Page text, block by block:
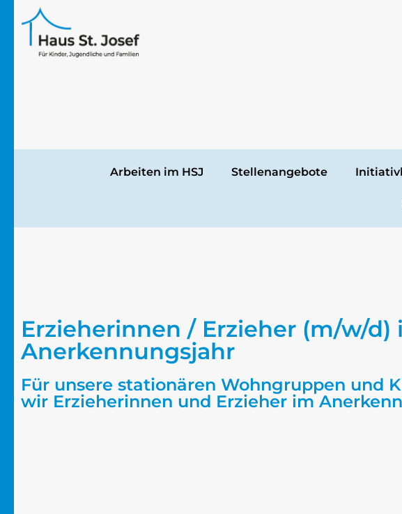
Arbeiten im HSJ Stellenangebote
Erzieherinnen / Erzieher (m/w/d)
Anerkennungsjahr
Für unsere stationären Wohngruppen und
wir Erzieherinnen und Erzieher im